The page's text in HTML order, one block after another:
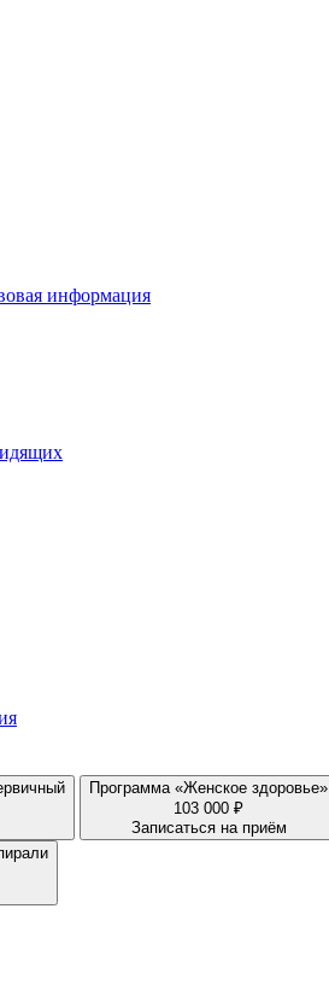
информация
первичный
Программа «Женское здоровье»
103 000 ₽
Записаться на приём
внутриматочной спирали